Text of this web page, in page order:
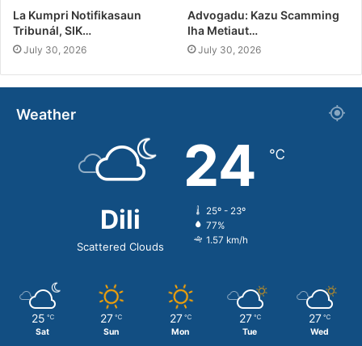
La Kumpri Notifikasaun
Tribunál, SIK…
July 30, 2026
Advogadu: Kazu Scamming
Iha Metiaut…
July 30, 2026
Weather
Dili
Scattered Clouds
24 ℃
25º - 23º
77%
1.57 km/h
25 ℃
Sat
27 ℃
Sun
27 ℃
Mon
27 ℃
Tue
27 ℃
Wed